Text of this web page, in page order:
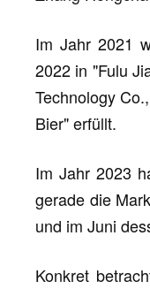
Im Jahr 2021
2022 in "Fulu
Technology
Bier" erfüllt.
Im Jahr 2023
gerade die
und im Juni
Konkret